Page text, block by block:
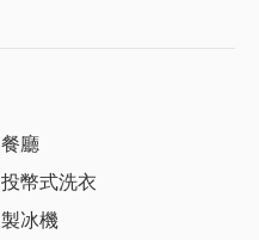
餐廳
投幣式洗衣
製冰機